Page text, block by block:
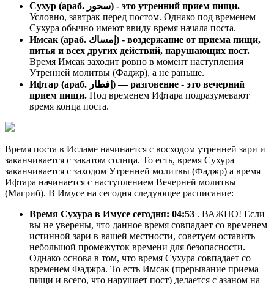
Сухур (араб. سحور) - это утренний прием пищи.
Условно, завтрак перед постом. Однако под временем
Сухура обычно имеют ввиду время начала поста.
Имсак (араб. إمساك) - воздержание от приема пищи,
питья и всех других действий, нарушающих пост.
Время Имсак заходит ровно в момент наступления
Утренней молитвы (Фаджр), а не раньше.
Ифтар (араб. إفطار) — разговение - это вечерний
прием пищи. Под временем Ифтара подразумевают
время конца поста.
Время поста в Исламе начинается с восходом утренней зари и
заканчивается с закатом солнца. То есть, время Сухура
заканчивается с заходом Утренней молитвы (Фаджр) а время
Ифтара начинается с наступлением Вечерней молитвы
(Магриб). В Имусе на сегодня следующее расписание:
Время Сухура в Имусе сегодня: 04:53 . ВАЖНО! Если
вы не уверены, что данное время совпадает со временем
истинной зари в вашей местности, советуем оставить
небольшой промежуток времени для безопасности.
Однако основа в том, что время Сухура совпадает со
временем Фаджра. То есть Имсак (прерывание приема
пищи и всего, что нарушает пост) делается с азаном на